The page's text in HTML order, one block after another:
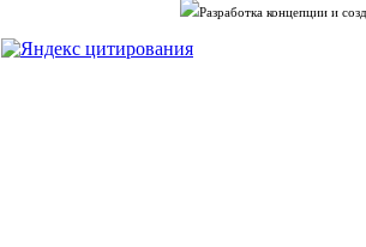
Разработка концепции и